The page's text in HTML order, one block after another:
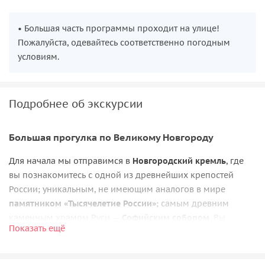
• Большая часть программы проходит на улице!
Пожалуйста, одевайтесь соответственно погодным
условиям.
Подробнее об экскурсии
Большая прогулка по Великому Новгороду
Для начала мы отправимся в Новгородский кремль, где
вы познакомитесь с одной из древнейших крепостей
России; уникальным, не имеющим аналогов в мире
памятником «Тысячелетие России»; самым древним
узнаете легенды древнего города, увидите
Показать ещё